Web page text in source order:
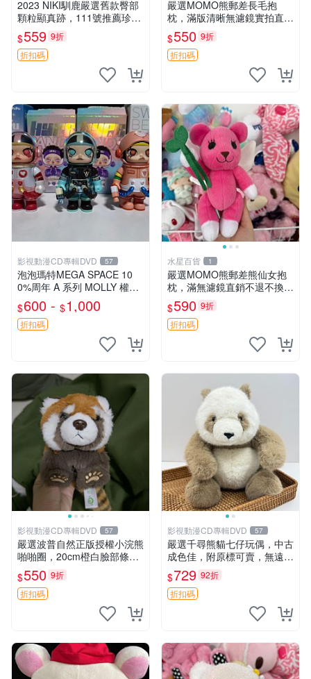
2023 NIKI馴鹿嚴選舊款臀部
顆粒顯真跡，111號推薦珍藏
品 馴鹿 舊款 尾巴顆粒
$559 9折
折扣碼
嚴選MOMO熊郵差長毛抱
枕，滿版清晰無濾鏡實拍直
銷。每周新品到貨，不容錯
過！ 郵差熊 長毛 抱枕
$550 9折
折扣碼
影視動漫CD專輯DVD 57
泡泡瑪特MEGA SPACE 10
0%周年 A 系列 MOLLY 權威
隱藏款 嚴選薄荷巧克力色 80
年代風味 權威推薦 合適收藏
$600 - $1,000
折扣碼
水星百貨 1
嚴選MOMO熊郵差熊仙女抱
枕，滿無濾鏡直銷不退不換
經典造型可愛必備 紅薯啵啵
間抱枕 抱枕 時尚
$590 9折
折扣碼
影視動漫CD專輯DVD 57
嚴選波普自然正版授權小浣熊
啪啪圈，20cm橙白臉部條紋
清晰，毛絨超萌贈品推薦。
小浣熊 波普 圈環
$550 9折
折扣碼
影視動漫CD專輯DVD 57
嚴選千尋熊貓七仔玩偶，中古
成色佳，附原標可賣，無遠方
一手送第二天即達 中古玩偶
熊貓七仔 千尋
$729 92折
折扣碼